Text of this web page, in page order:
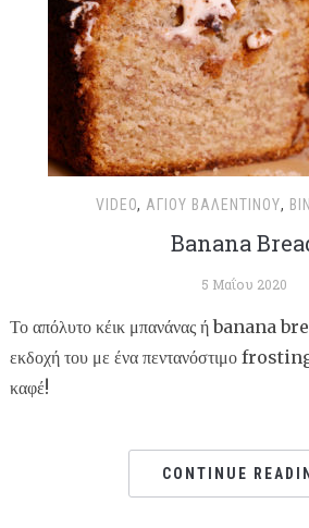
VIDEO, ΑΓΊΟΥ ΒΑΛΕΝΤΊΝΟΥ,
Banana
5 Μαΐου 2020
Το απόλυτο κέικ μπανάνας ή banana
εκδοχή του με ένα πεντανόστιμο
καφέ!
CONTINUE